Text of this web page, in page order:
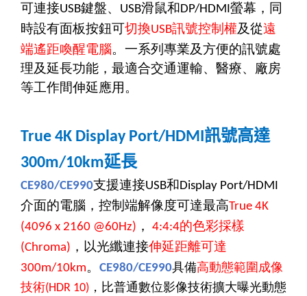
可連接USB鍵盤、 USB滑鼠和DP/HDMI螢幕，同
時設有面板按鈕可切換USB訊號控制權及從遠
端遙距喚醒電腦。一系列專業及方便的訊號處
理及延長功能，最適合交通運輸、醫療、廠房
等工作間伸延應用。
True 4K Display Port/HDMI訊號高達
300m/10km延長
CE980/CE990支援連接USB和Display Port/HDMI
介面的電腦，控制端解像度可達最高True 4K
(4096 x 2160 @60Hz) ， 4:4:4的色彩採樣
(Chroma) ，以光纖連接伸延距離可達
300m/10km。 CE980/CE990具備高動態範圍成像
技術(HDR 10) ，比普通數位影像技術擴大曝光動態